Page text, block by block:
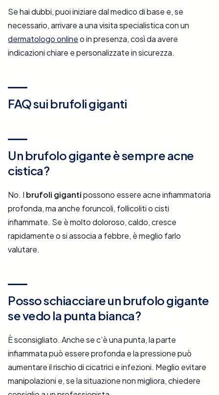
Se hai dubbi, puoi iniziare dal medico di base e, se
necessario, arrivare a una visita specialistica con un
dermatologo onlineo in presenza, così da avere
indicazioni chiare e personalizzate in sicurezza.
FAQ sui brufoli giganti
Un brufolo gigante è sempre acne
cistica?
No. I brufoli gigantipossono essere acne infiammatoria
profonda, ma anche foruncoli, follicoliti o cisti
infiammate. Se è molto doloroso, caldo, cresce
rapidamente o si associa a febbre, è meglio farlo
valutare.
Posso schiacciare un brufolo gigante
se vedo la punta bianca?
È sconsigliato. Anche se c’è una punta, la parte
infiammata può essere profonda e la pressione può
aumentare il rischio di cicatrici e infezioni. Meglio evitare
manipolazioni e, se la situazione non migliora, chiedere